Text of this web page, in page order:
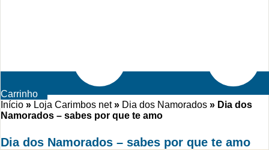
Carrinho
Início » Loja Carimbos net» Dia dos Namorados » Dia dos
Namorados – sabes por que te amo
Dia dos Namorados – sabes por que te amo